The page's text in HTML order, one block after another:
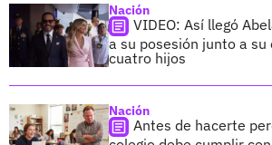
Nación
VIDEO: Así llegó
a su posesión junto a su
cuatro hijos
Nación
Antes de hacerte